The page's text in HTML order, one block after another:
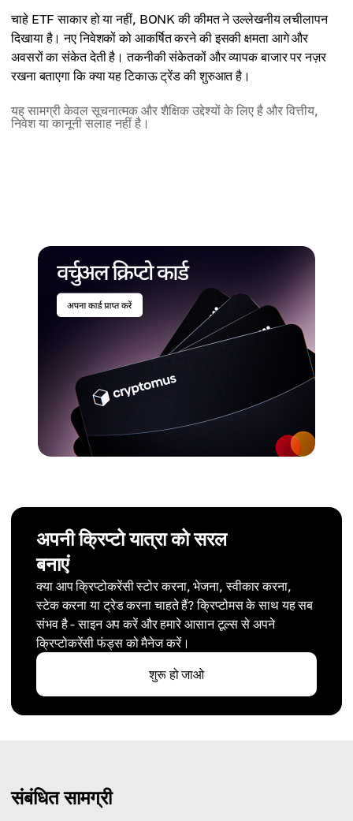
चाहे ETF साकार हो या नहीं, BONK की कीमत ने उल्लेखनीय लचीलापन
दिखाया है। नए निवेशकों को आकर्षित करने की इसकी क्षमता आगे और
अवसरों का संकेत देती है। तकनीकी संकेतकों और व्यापक बाजार पर नज़र
रखना बताएगा कि क्या यह टिकाऊ ट्रेंड की शुरुआत है।
यह सामग्री केवल सूचनात्मक और शैक्षिक उद्देश्यों के लिए है और वित्तीय,
निवेश या कानूनी सलाह नहीं है।
अपनी क्रिप्टो यात्रा को सरल
बनाएं
क्या आप क्रिप्टोकरेंसी स्टोर करना, भेजना, स्वीकार करना,
स्टेक करना या ट्रेड करना चाहते हैं? क्रिप्टोमस के साथ यह सब
संभव है - साइन अप करें और हमारे आसान टूल्स से अपने
क्रिप्टोकरेंसी फंड्स को मैनेज करें।
शुरू हो जाओ
संबंधित सामग्री